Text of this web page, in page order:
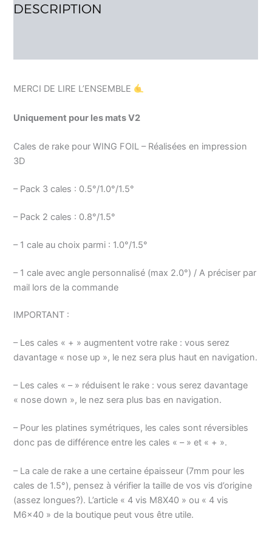
DESCRIPTION
MERCI DE LIRE L’ENSEMBLE
Uniquement pour les mats V2
Cales de rake pour WING FOIL – Réalisées en impression
3D
– Pack 3 cales : 0.5°/1.0°/1.5°
– Pack 2 cales : 0.8°/1.5°
– 1 cale au choix parmi : 1.0°/1.5°
– 1 cale avec angle personnalisé (max 2.0°) / A préciser par
mail lors de la commande
IMPORTANT :
– Les cales « + » augmentent votre rake : vous serez
davantage « nose up », le nez sera plus haut en navigation.
– Les cales « – » réduisent le rake : vous serez davantage
« nose down », le nez sera plus bas en navigation.
– Pour les platines symétriques, les cales sont réversibles
donc pas de différence entre les cales « – » et « + ».
– La cale de rake a une certaine épaisseur (7mm pour les
cales de 1.5°), pensez à vérifier la taille de vos vis d’origine
(assez longues?). L’article « 4 vis M8X40 » ou « 4 vis
M6x40 » de la boutique peut vous être utile.